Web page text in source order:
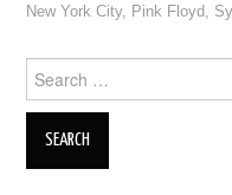
New York City, Pink Floyd,
for: